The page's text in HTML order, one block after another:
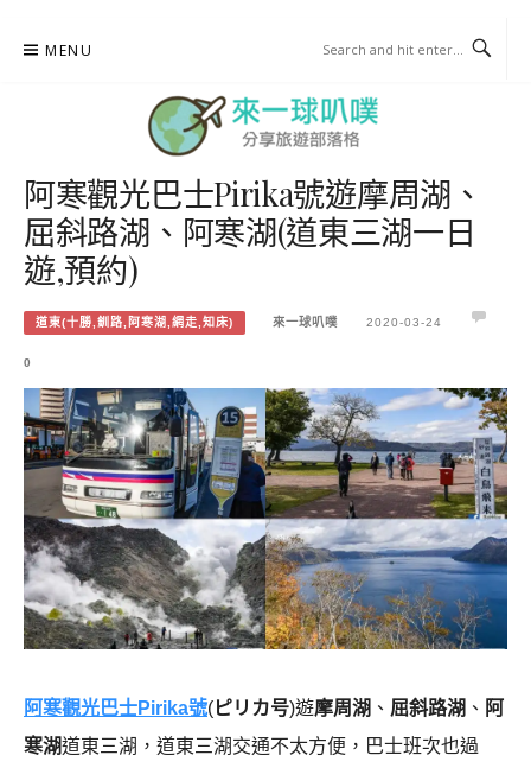
MENU
來一球叭噗
分享日本自助部落格
阿寒觀光巴士Pirika號遊摩周湖、
屈斜路湖、阿寒湖(道東三湖一日
遊,預約)
道東(十勝,釧路,阿寒湖,網走,知床) 來一球叭噗 2020-03-24
0
阿寒觀光巴士Pirika號( ピリカ号)遊摩周湖 、 屈斜路湖 、 阿
寒湖道東三湖，道東三湖交通不太方便，巴士班次也過